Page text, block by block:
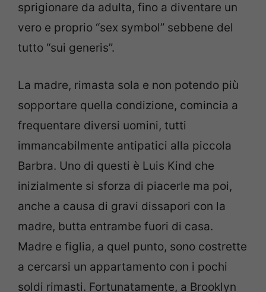
sprigionare da adulta, fino a diventare un
vero e proprio “sex symbol” sebbene del
tutto “sui generis”.
La madre, rimasta sola e non potendo più
sopportare quella condizione, comincia a
frequentare diversi uomini, tutti
immancabilmente antipatici alla piccola
Barbra. Uno di questi è Luis Kind che
inizialmente si sforza di piacerle ma poi,
anche a causa di gravi dissapori con la
madre, butta entrambe fuori di casa.
Madre e figlia, a quel punto, sono costrette
a cercarsi un appartamento con i pochi
soldi rimasti. Fortunatamente, a Brooklyn